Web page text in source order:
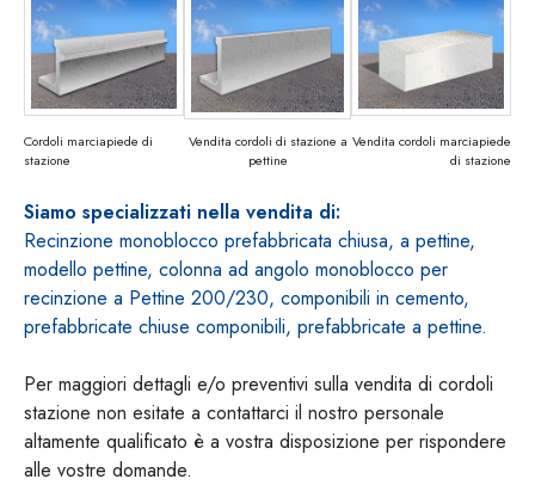
Cordoli marciapiede di
stazione
Vendita cordoli di stazione a
pettine
Vendita cordoli marciapiede
di stazione
Siamo specializzati nella vendita di:
Recinzione monoblocco prefabbricata chiusa, a pettine,
modello pettine, colonna ad angolo monoblocco per
recinzione a Pettine 200/230, componibili in cemento,
prefabbricate chiuse componibili, prefabbricate a pettine.
Per maggiori dettagli e/o preventivi sulla vendita di cordoli
stazione non esitate a contattarci il nostro personale
altamente qualificato è a vostra disposizione per rispondere
alle vostre domande.